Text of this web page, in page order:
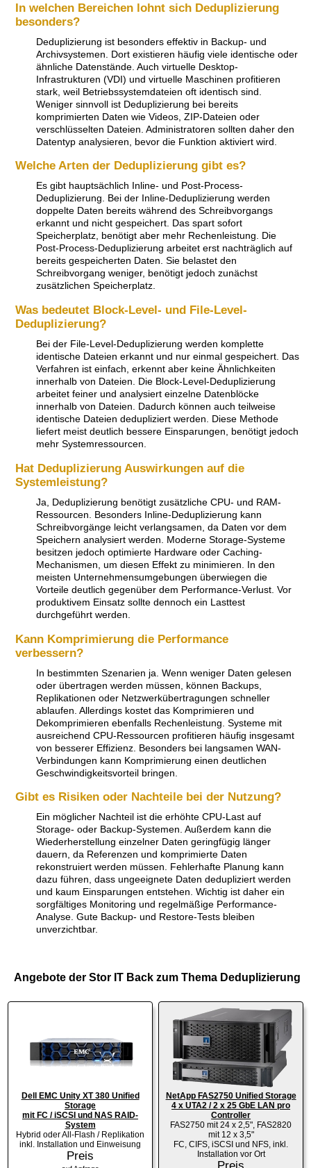
In welchen Bereichen lohnt sich Deduplizierung
besonders?
Deduplizierung ist besonders effektiv in Backup- und
Archivsystemen. Dort existieren häufig viele identische oder
ähnliche Datenstände. Auch virtuelle Desktop-
Infrastrukturen (VDI) und virtuelle Maschinen profitieren
stark, weil Betriebssystemdateien oft identisch sind.
Weniger sinnvoll ist Deduplizierung bei bereits
komprimierten Daten wie Videos, ZIP-Dateien oder
verschlüsselten Dateien. Administratoren sollten daher den
Datentyp analysieren, bevor die Funktion aktiviert wird.
Welche Arten der Deduplizierung gibt es?
Es gibt hauptsächlich Inline- und Post-Process-
Deduplizierung. Bei der Inline-Deduplizierung werden
doppelte Daten bereits während des Schreibvorgangs
erkannt und nicht gespeichert. Das spart sofort
Speicherplatz, benötigt aber mehr Rechenleistung. Die
Post-Process-Deduplizierung arbeitet erst nachträglich auf
bereits gespeicherten Daten. Sie belastet den
Schreibvorgang weniger, benötigt jedoch zunächst
zusätzlichen Speicherplatz.
Was bedeutet Block-Level- und File-Level-
Deduplizierung?
Bei der File-Level-Deduplizierung werden komplette
identische Dateien erkannt und nur einmal gespeichert. Das
Verfahren ist einfach, erkennt aber keine Ähnlichkeiten
innerhalb von Dateien. Die Block-Level-Deduplizierung
arbeitet feiner und analysiert einzelne Datenblöcke
innerhalb von Dateien. Dadurch können auch teilweise
identische Dateien dedupliziert werden. Diese Methode
liefert meist deutlich bessere Einsparungen, benötigt jedoch
mehr Systemressourcen.
Hat Deduplizierung Auswirkungen auf die
Systemleistung?
Ja, Deduplizierung benötigt zusätzliche CPU- und RAM-
Ressourcen. Besonders Inline-Deduplizierung kann
Schreibvorgänge leicht verlangsamen, da Daten vor dem
Speichern analysiert werden. Moderne Storage-Systeme
besitzen jedoch optimierte Hardware oder Caching-
Mechanismen, um diesen Effekt zu minimieren. In den
meisten Unternehmensumgebungen überwiegen die
Vorteile deutlich gegenüber dem Performance-Verlust. Vor
produktivem Einsatz sollte dennoch ein Lasttest
durchgeführt werden.
Kann Komprimierung die Performance
verbessern?
In bestimmten Szenarien ja. Wenn weniger Daten gelesen
oder übertragen werden müssen, können Backups,
Replikationen oder Netzwerkübertragungen schneller
ablaufen. Allerdings kostet das Komprimieren und
Dekomprimieren ebenfalls Rechenleistung. Systeme mit
ausreichend CPU-Ressourcen profitieren häufig insgesamt
von besserer Effizienz. Besonders bei langsamen WAN-
Verbindungen kann Komprimierung einen deutlichen
Geschwindigkeitsvorteil bringen.
Gibt es Risiken oder Nachteile bei der Nutzung?
Ein möglicher Nachteil ist die erhöhte CPU-Last auf
Storage- oder Backup-Systemen. Außerdem kann die
Wiederherstellung einzelner Daten geringfügig länger
dauern, da Referenzen und komprimierte Daten
rekonstruiert werden müssen. Fehlerhafte Planung kann
dazu führen, dass ungeeignete Daten dedupliziert werden
und kaum Einsparungen entstehen. Wichtig ist daher ein
sorgfältiges Monitoring und regelmäßige Performance-
Analyse. Gute Backup- und Restore-Tests bleiben
unverzichtbar.
Angebote der Stor IT Back zum Thema Deduplizierung
Dell EMC Unity XT 380 Unified
Storage
mit FC / iSCSI und NAS RAID-
System
Hybrid oder All-Flash / Replikation
inkl. Installation und Einweisung
Preis
NetApp FAS2750 Unified Storage
4 x UTA2 / 2 x 25 GbE LAN pro
Controller
FAS2750 mit 24 x 2,5", FAS2820
mit 12 x 3,5"
FC, CIFS, iSCSI und NFS, inkl.
Installation vor Ort